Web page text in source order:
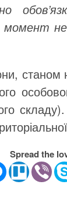
момент
станом
Spread the